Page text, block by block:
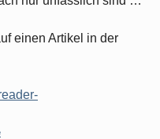
einen Artikel in der